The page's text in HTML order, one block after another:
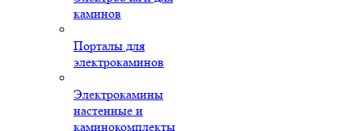
каминов
Порталы для
электрокаминов
Электрокамины
настенные и
каминокомплекты